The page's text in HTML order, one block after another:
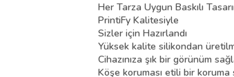
Her Tarza Uygun Baskılı
PrintiFy Kalitesiyle
Sizler için Hazırlandı
Yüksek kalite silikondan
Cihazınıza şık bir görünüm
Köşe koruması etili bir koruma